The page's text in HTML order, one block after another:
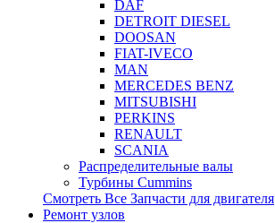
DAF
DETROIT DIESEL
DOOSAN
FIAT-IVECO
MAN
MERCEDES BENZ
MITSUBISHI
PERKINS
RENAULT
SCANIA
Распределительные валы
Турбины Cummins
Смотреть Все Запчасти для двигателя
Ремонт узлов